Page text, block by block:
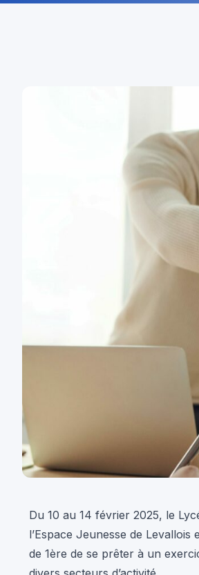
Du 10 au 14 février 2025, le
l’Espace Jeunesse de
de 1ère de se prêter à un